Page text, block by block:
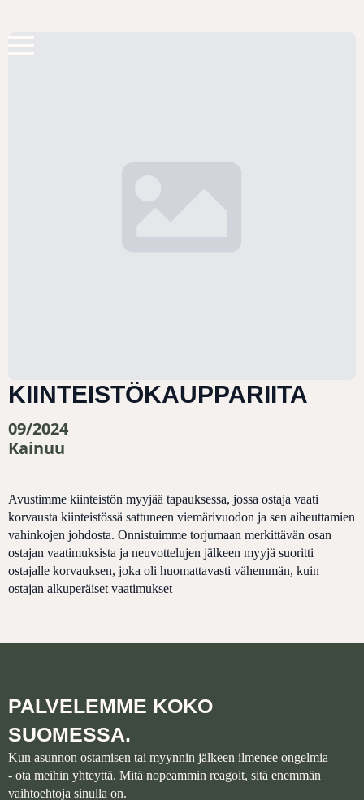
KIINTEISTÖKAUPPARIITA
09/2024
Kainuu
Avustimme kiinteistön myyjää tapauksessa, jossa ostaja vaati
korvausta kiinteistössä sattuneen viemärivuodon ja sen aiheuttamien
vahinkojen johdosta. Onnistuimme torjumaan merkittävän osan
ostajan vaatimuksista ja neuvottelujen jälkeen myyjä suoritti
ostajalle korvauksen, joka oli huomattavasti vähemmän, kuin
ostajan alkuperäiset vaatimukset
PALVELEMME KOKO
SUOMESSA.
Kun asunnon ostamisen tai myynnin jälkeen ilmenee ongelmia
- ota meihin yhteyttä. Mitä nopeammin reagoit, sitä enemmän
vaihtoehtoja sinulla on.